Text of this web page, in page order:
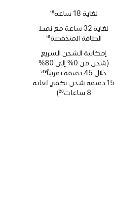
لغاية 18 ساعة
18
لغاية 32 ساعة مع نمط
الطاقة المنخفضة18
إمكانية الشحن السريع
(شحن من 0% إلى 80%
خلال 45 دقيقة تقريباً
حاشية
19؛
15 دقيقة شحن تكفي لغاية
8 ساعات
20
)